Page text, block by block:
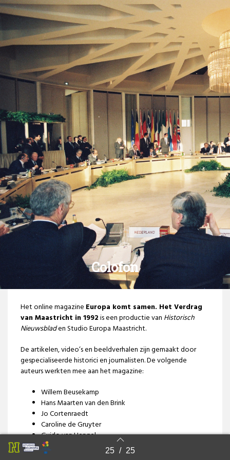
Back to index 25 / 25
Colofon
Het online magazine Europa komt samen. Het Verdrag
van Maastricht in 1992is een productie van Historisch
Nieuwsbladen Studio Europa Maastricht.
De artikelen, video’s en beeldverhalen zijn gemaakt door
gespecialiseerde historici en journalisten. De volgende
auteurs werkten mee aan het magazine:
Willem Beusekamp
Hans Maarten van den Brink
Jo Cortenraedt
Caroline de Gruyter
Guido van Hengel
Patrick van IJzendoorn
Bas Kromhout